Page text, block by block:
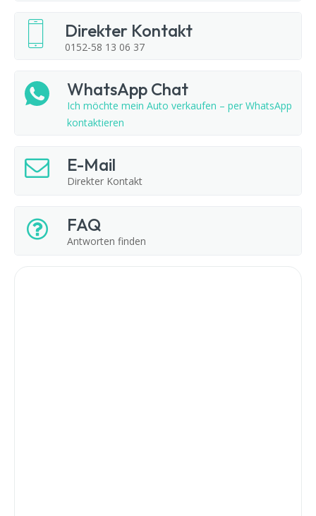
Direkter Kontakt
0152-58 13 06 37
WhatsApp Chat
Ich möchte mein Auto verkaufen – per WhatsApp
kontaktieren
E-Mail
Direkter Kontakt
FAQ
Antworten finden